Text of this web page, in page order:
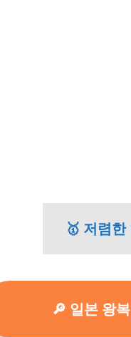
🥇 저렴
🔎 일본 왕